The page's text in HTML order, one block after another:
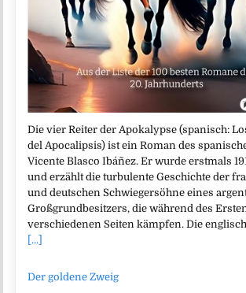
Die vier Reiter der Apokalypse (spanisch:
del Apocalipsis) ist ein Roman des
Vicente Blasco Ibáñez. Er wurde erstmals
und erzählt die turbulente Geschichte der
und deutschen Schwiegersöhne eines
Großgrundbesitzers, die während des
verschiedenen Seiten kämpfen. Die
[...]
Der goldene Zweig